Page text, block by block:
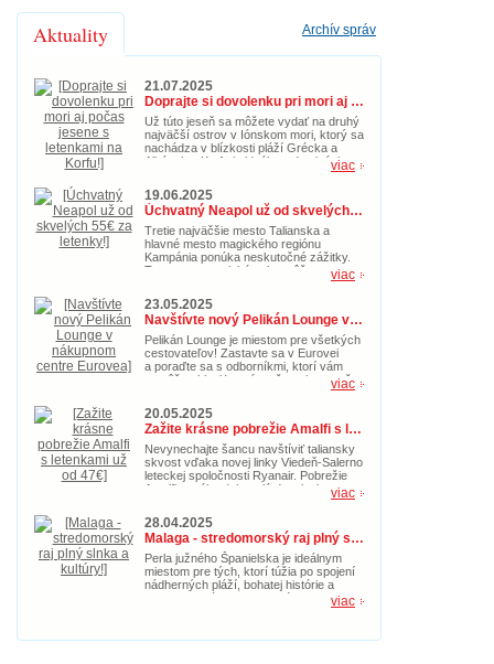
Archív správ
Aktuality
21.07.2025
Doprajte si dovolenku pri mori aj počas jesene s letenkami na Korfu!
Už túto jeseň sa môžete vydať na druhý
najväčší ostrov v Iónskom mori, ktorý sa
nachádza v blízkosti pláží Grécka a
Albánska. Korfu je ideálnou destináciou
nielen na leto, ale aj počas jesene. So
zľavnenými letenkami za cenu od 39€ si
nenechajte ujsť príležitosť zažiť
dobrodružstvo na Korfu.
viac
19.06.2025
Úchvatný Neapol už od skvelých 55€ za letenky!
Tretie najväčšie mesto Talianska a
hlavné mesto magického regiónu
Kampánia ponúka neskutočné zážitky.
Toto gastronomické nebo môžete
letenkami už od 55€. Doprajte si
taliansku idylku s nádherným morom už
teraz.
viac
23.05.2025
Navštívte nový Pelikán Lounge v nákupnom centre Eurovea
Pelikán Lounge je miestom pre všetkých
cestovateľov! Zastavte sa v Eurovei
a poraďte sa s odborníkmi, ktorí vám
pomôžu objaviť nové možnosti pre vaše
ďalšie cestovateľské dobrodružstvo.
viac
20.05.2025
Zažite krásne pobrežie Amalfi s letenkami už od 47€
Nevynechajte šancu navštíviť taliansky
skvost vďaka novej linky Viedeň-Salerno
leteckej spoločnosti Ryanair. Pobrežie
Amalfi ponúka dokonalú dovolenke s
magickou prírodou, pozoruhodnými
pamiatkami a kultúrou. Kúpte si akciové
letenky v hodnote 47€ teraz a doprajte si
idylický letný oddych.
viac
28.04.2025
Malaga - stredomorský raj plný slnka a kultúry!
Perla južného Španielska je ideálnym
miestom pre tých, ktorí túžia po spojení
nádherných pláží, bohatej histórie a
pravej andalúzskej atmosféry. Toto
ponúka niečo pre každého – od
viac